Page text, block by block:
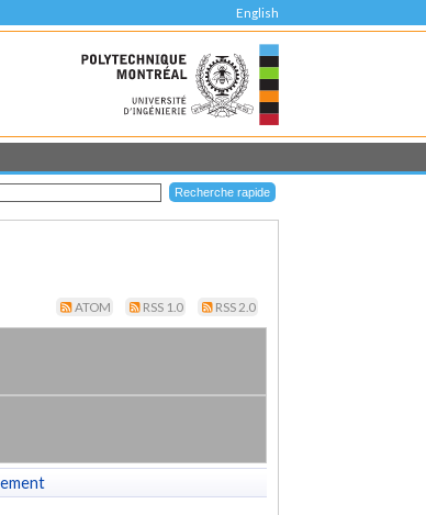
English
ATOM RSS 1.0 RSS 2.0